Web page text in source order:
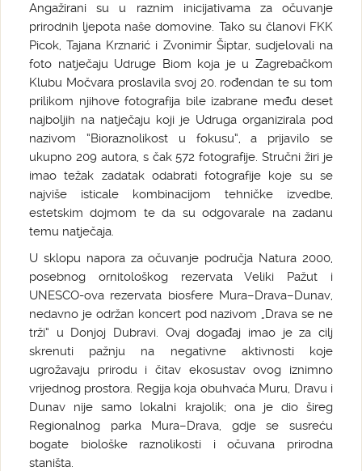
Angažirani su u raznim inicijativama za očuvanje
prirodnih ljepota naše domovine. Tako su članovi FKK
Picok, Tajana Krznarić i Zvonimir Šiptar, sudjelovali na
foto natječaju Udruge Biom koja je u Zagrebačkom
Klubu Močvara proslavila svoj 20. rođendan te su tom
prilikom njihove fotografija bile izabrane među deset
najboljih na natječaju koji je Udruga organizirala pod
nazivom “Bioraznolikost u fokusu“, a prijavilo se
ukupno 209 autora, s čak 572 fotografije. Stručni žiri je
imao težak zadatak odabrati fotografije koje su se
najviše isticale kombinacijom tehničke izvedbe,
estetskim dojmom te da su odgovarale na zadanu
temu natječaja.
U sklopu napora za očuvanje područja Natura 2000,
posebnog ornitološkog rezervata Veliki Pažut i
UNESCO-ova rezervata biosfere Mura–Drava–Dunav,
nedavno je održan koncert pod nazivom „Drava se ne
trži“ u Donjoj Dubravi. Ovaj događaj imao je za cilj
skrenuti pažnju na negativne aktivnosti koje
ugrožavaju prirodu i čitav ekosustav ovog iznimno
vrijednog prostora. Regija koja obuhvaća Muru, Dravu i
Dunav nije samo lokalni krajolik; ona je dio šireg
Regionalnog parka Mura–Drava, gdje se susreću
bogate biološke raznolikosti i očuvana prirodna
staništa.